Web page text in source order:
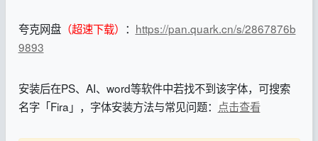
夸克网盘（超速下载） ： https://pan.quark.cn/s/2867876b
9893
安装后在PS、AI、word等软件中若找不到该字体，可搜索
名字「Fira」，字体安装方法与常见问题： 点击查看